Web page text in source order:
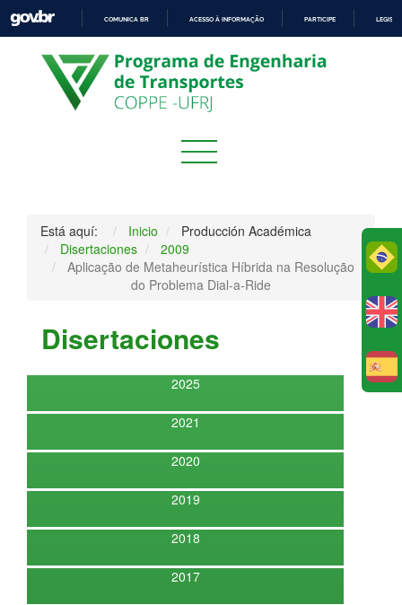
PARA
O
CONTEÚDO
COMUNICA BR ACESSO À INFORMAÇÃO PARTICIPE
Está aquí: Inicio
Producción Académica
Disertaciones
2009
Aplicação de Metaheurística Híbrida na Resolução
do Problema Dial-a-Ride
Disertaciones
2025
2021
2020
2019
2018
2017